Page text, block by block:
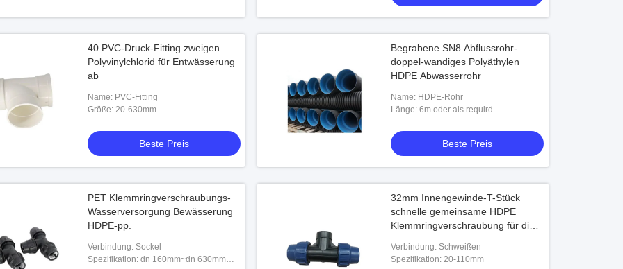
40 PVC-Druck-Fitting zweigen
Polyvinylchlorid für Entwässerung
ab
Name: PVC-Fitting
Größe: 20-630mm
Beste Preis
Begrabene SN8 Abflussrohr-
doppel-wandiges Polyäthylen
HDPE Abwasserrohr
Name: HDPE-Rohr
Länge: 6m oder als requird
Beste Preis
PET Klemmringverschraubungs-
Wasserversorgung Bewässerung
HDPE-pp.
Verbindung: Sockel
Spezifikation: dn 160mm~dn 630mm
32mm Innengewinde-T-Stück
schnelle gemeinsame HDPE
Klemmringverschraubung für die
Verbindung: Schweißen
Spezifikation: 20-110mm